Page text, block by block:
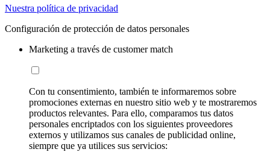
Nuestra política de privacidad
Configuración de protección de datos personales
Marketing a través de customer match
Con tu consentimiento, también te informaremos sobre
promociones externas en nuestro sitio web y te mostraremos
productos relevantes. Para ello, comparamos tus datos
personales encriptados con los siguientes proveedores
externos y utilizamos sus canales de publicidad online,
siempre que ya utilices sus servicios: